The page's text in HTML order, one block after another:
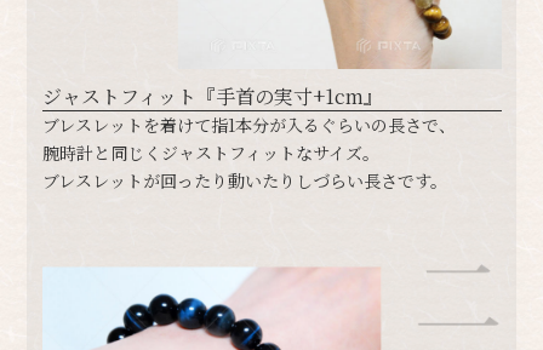
ジャストフィット『手首の実寸+1cm』
​​ブレスレットを着けて指1本分が入るぐらいの長さで、
腕時計と同じくジャストフィットなサイズ。
ブレスレットが回ったり動いたりしづらい長さです。